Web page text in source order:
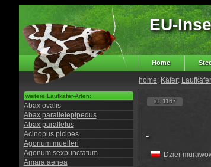
EU-
Home
home: Käfer: Laufkäfer
weitere Laufkäfer-Arten:
Abax ovalis
Abax parallelepipedus
Abax parallelus
Acinopus picipes
Agonum muelleri
Agonum sexpunctatum
Amara aenea
id: 1167
-
Dzier